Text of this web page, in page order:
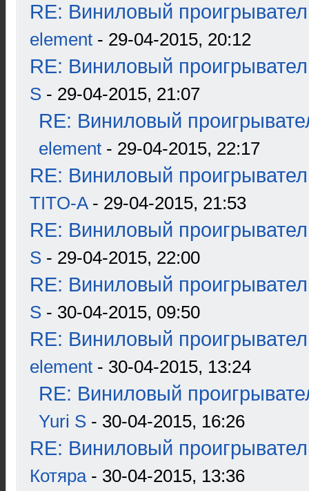
RE: Виниловый
element - 29-04-2015, 20:12
RE: Виниловый
S - 29-04-2015, 21:07
RE: Виниловый
element - 29-04-2015, 22:17
RE: Виниловый
TITO-A- 29-04-2015, 21:53
RE: Виниловый
S - 29-04-2015, 22:00
RE: Виниловый
S - 30-04-2015, 09:50
RE: Виниловый
element - 30-04-2015, 13:24
RE: Виниловый
Yuri S - 30-04-2015, 16:26
RE: Виниловый
Котяра- 30-04-2015, 13:36